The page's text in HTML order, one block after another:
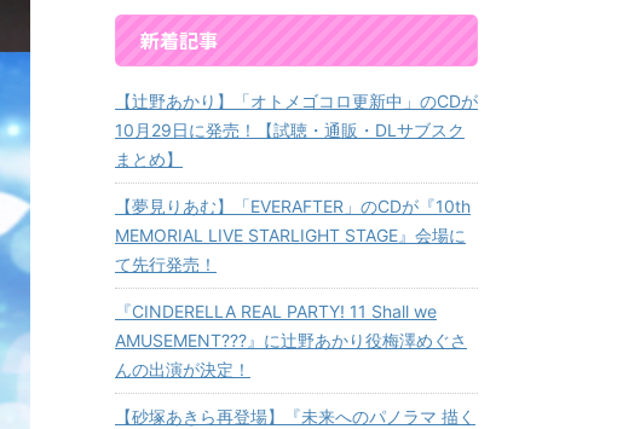
新着記事
【辻野あかり】「オトメゴコロ更新中」のCDが
10月29日に発売！【試聴・通販・DLサブスク
まとめ】
【夢見りあむ】「EVERAFTER」のCDが『10th
MEMORIAL LIVE STARLIGHT STAGE』会場に
て先行発売！
『CINDERELLA REAL PARTY! 11 Shall we
AMUSEMENT???』に辻野あかり役梅澤めぐさ
んの出演が決定！
【砂塚あきら再登場】『未来へのパノラマ 描く